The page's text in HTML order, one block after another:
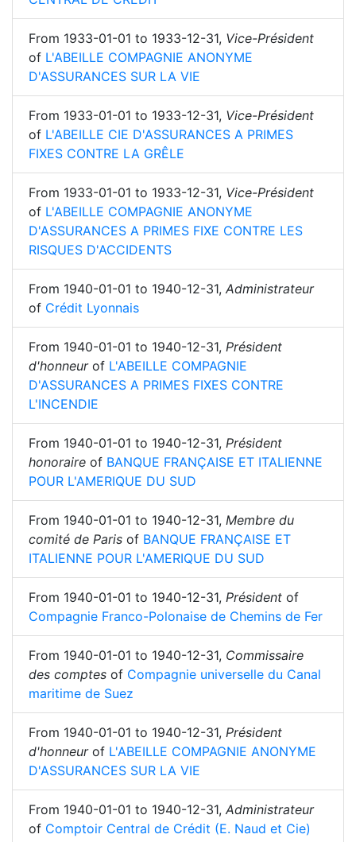
From 1933-01-01 to 1933-12-31, Vice-Président
of L'ABEILLE COMPAGNIE ANONYME
D'ASSURANCES SUR LA VIE
From 1933-01-01 to 1933-12-31, Vice-Président
of L'ABEILLE CIE D'ASSURANCES A PRIMES
FIXES CONTRE LA GRÊLE
From 1933-01-01 to 1933-12-31, Vice-Président
of L'ABEILLE COMPAGNIE ANONYME
D'ASSURANCES A PRIMES FIXE CONTRE LES
RISQUES D'ACCIDENTS
From 1940-01-01 to 1940-12-31, Administrateur
of Crédit Lyonnais
From 1940-01-01 to 1940-12-31, Président
d'honneurof L'ABEILLE COMPAGNIE
D'ASSURANCES A PRIMES FIXES CONTRE
L'INCENDIE
From 1940-01-01 to 1940-12-31, Président
honoraire of BANQUE FRANÇAISE ET ITALIENNE
POUR L'AMERIQUE DU SUD
From 1940-01-01 to 1940-12-31, Membre du
comité de Paris of BANQUE FRANÇAISE ET
ITALIENNE POUR L'AMERIQUE DU SUD
From 1940-01-01 to 1940-12-31, Président of
Compagnie Franco-Polonaise de Chemins de Fer
From 1940-01-01 to 1940-12-31, Commissaire
des comptes of Compagnie universelle du Canal
maritime de Suez
From 1940-01-01 to 1940-12-31, Président
d'honneurof L'ABEILLE COMPAGNIE ANONYME
D'ASSURANCES SUR LA VIE
From 1940-01-01 to 1940-12-31, Administrateur
of Comptoir Central de Crédit (E. Naud et Cie)